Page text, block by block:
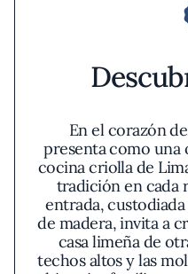
En el corazón
presenta como una
cocina criolla de
tradición en cada
entrada,
de madera, invita a
casa limeña de
techos altos y las